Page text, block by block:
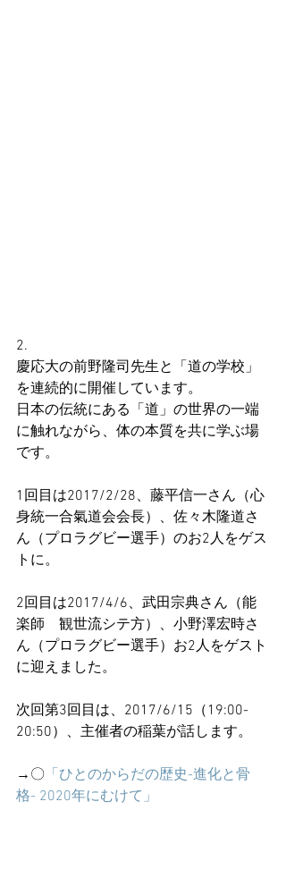
2.
慶応大の前野隆司先生と「道の学校」
を連続的に開催しています。
日本の伝統にある「道」の世界の一端
に触れながら、体の本質を共に学ぶ場
です。
1回目は2017/2/28、藤平信一さん（心
身統一合氣道会会長）、佐々木隆道さ
ん（プロラグビー選手）のお2人をゲス
トに。
2回目は2017/4/6、武田宗典さん（能
楽師　観世流シテ方）、小野澤宏時さ
ん（プロラグビー選手）お2人をゲスト
に迎えました。
次回第3回目は、2017/6/15（19:00-
20:50）、主催者の稲葉が話します。
→〇 「ひとのからだの歴史-進化と骨
格- 2020年にむけて」